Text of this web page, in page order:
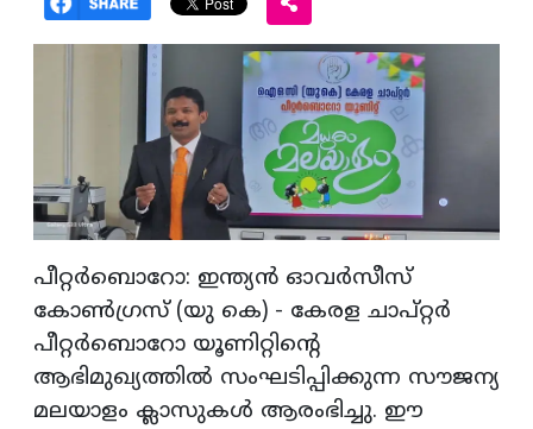
പീറ്റര്‍ബൊറോ: ഇന്ത്യന്‍ ഓവര്‍സീസ്
കോണ്‍ഗ്രസ് (യു കെ) - കേരള ചാപ്റ്റര്‍
പീറ്റര്‍ബൊറോ യൂണിറ്റിന്റെ
ആഭിമുഖ്യത്തില്‍ സംഘടിപ്പിക്കുന്ന സൗജന്യ
മലയാളം ക്ലാസുകള്‍ ആരംഭിച്ചു. ഈ